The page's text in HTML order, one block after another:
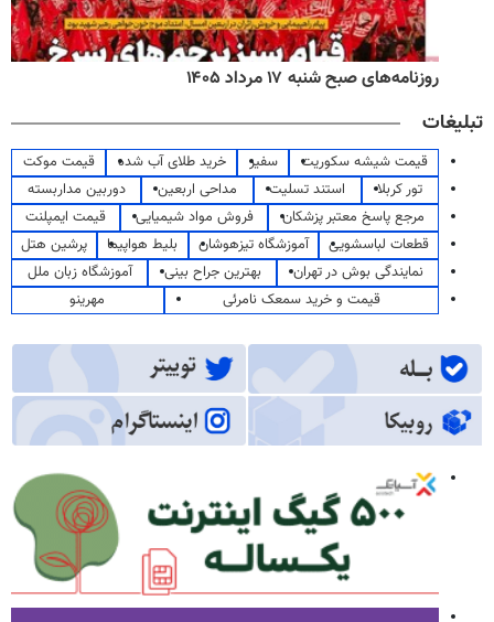
روزنامه‌های صبح شنبه ۱۷ مرداد ۱۴۰۵
تبلیغات
قیمت شیشه سکوریت سفیر خرید طلای آب شده
قیمت موکت
تور کربلا
استند تسلیت مداحی اربعین
دوربین مداربسته
مرجع پاسخ معتبر پزشکان
فروش مواد شیمیایی
قیمت ایمپلنت
قطعات لباسشویی
آموزشگاه تیزهوشان بلیط هواپیما
پرشین هتل
نمایندگی بوش در تهران
بهترین جراح بینی
آموزشگاه زبان ملل
قیمت و خرید سمعک نامرئی
مهرینو